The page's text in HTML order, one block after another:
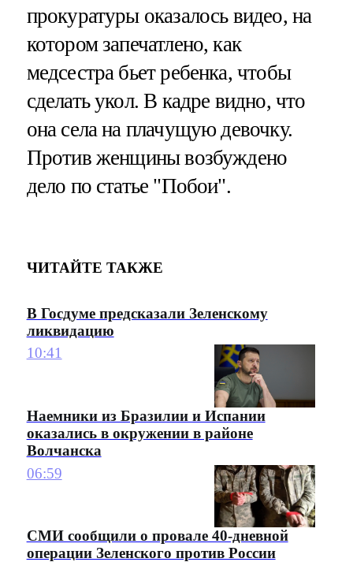
прокуратуры оказалось видео, на
котором запечатлено, как
медсестра бьет ребенка, чтобы
сделать укол. В кадре видно, что
она села на плачущую девочку.
Против женщины возбуждено
дело по статье "Побои".
ЧИТАЙТЕ ТАКЖЕ
В Госдуме предсказали Зеленскому
ликвидацию
10:41
Наемники из Бразилии и Испании
оказались в окружении в районе
Волчанска
06:59
СМИ сообщили о провале 40-дневной
операции Зеленского против России